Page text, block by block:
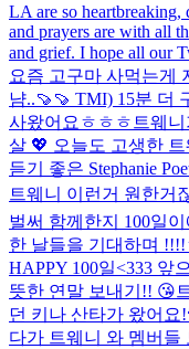
LA are so
and prayers are with all
and grief. I hope all our
요즘 고구마 사먹는게
냠..🍠🍠 TMI) 15분 더
사왔어요ㅎㅎㅎ 트웨
살 💖 오늘도 고생한
듣기 좋은 Stephanie
트웨니 이런거 원한거
벌써 함께한지 100일
한 날들을 기대하며
HAPPY 100일<333 앞
뜻한 연말 보내기!! 😘
던 키나 산타가 왔어
다가 트웨니 와 멤버들